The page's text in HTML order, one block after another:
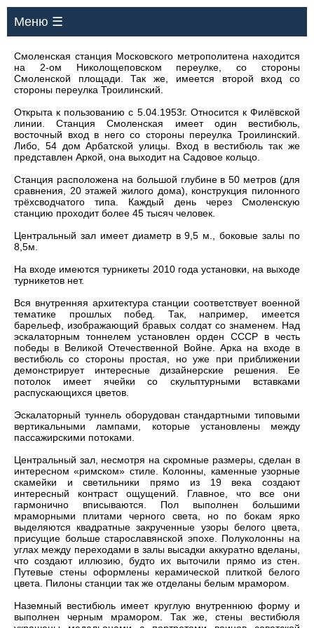
Меню ☰
Смоленская станция Московского метрополитена находится
на 2-ом Николощеповском переулке, со стороны
Смоленской площади. Так же, имеется второй вход со
стороны переулка Троилинский.
Открыта к пользованию с 5.04.1953г. Относится к Филёвской
линии. Станция Смоленская имеет один вестибюль,
восточный вход в него со стороны переулка Троилинский.
Либо, 54 дом Арбатской улицы. Вход в вестибюль так же
представлен Аркой, она выходит на Садовое кольцо.
Станция расположена на большой глубине в 50 метров (для
сравнения, 20 этажей жилого дома), конструкция пилонного
трёхсводчатого типа. Каждый день через Смоленскую
станцию проходит более 45 тысяч человек.
Центральный зал имеет диаметр в 9,5 м., боковые залы по
8,5м.
На входе имеются турникеты 2010 года установки, на выходе
турникетов нет.
Вся внутренняя архитектура станции соответствует военной
тематике прошлых побед. Так, например, имеется
барельеф, изображающий бравых солдат со знаменем. Над
эскалаторным тоннелем установлен орден СССР в честь
победы в Великой Отечественной Войне. Арка на входе в
вестибюль со стороны простая, но уже при приближении
демонстрирует интересные дизайнерские решения. Ее
потолок имеет ячейки со скульптурными вставками
распускающихся цветов.
Эскалаторный туннель оборудован стандартными типовыми
вертикальными лампами, которые установлены между
пассажирскими потоками.
Центральный зал, несмотря на скромные размеры, сделан в
интересном «римском» стиле. Колонны, каменные узорные
скамейки и светильники прямо из 19 века создают
интересный контраст ощущений. Главное, что все они
гармонично вписываются. Пол выполнен большими
мраморными плитами черного света, но по бокам ярко
выделяются квадратные закрученные узоры белого цвета,
присущие больше старославянской эпохе. Полуколонны на
углах между переходами в залы высадки аккуратно вделаны,
что создают иллюзию, будто их выточили прямо из стен.
Путевые стены оформлены керамической плиткой белого
цвета. Пилоны станции так же отделаны белым мрамором.
Наземный вестибюль имеет круглую внутреннюю форму и
выполнен черным мрамором. Так же, стены вестибюля